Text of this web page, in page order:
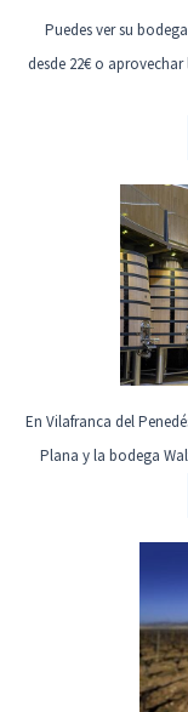
Puedes ver su
desde 22€ o
En Vilafranca del
Plana y la bodega